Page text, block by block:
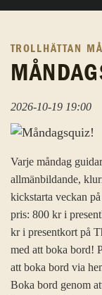
TROLLHÄTTAN
2026-10-19 19:00
Varje måndag
allmänbildande,
kickstarta veckan
pris: 800 kr i
kr i presentkort på
med att boka bord!
att boka bord via
Boka bord genom